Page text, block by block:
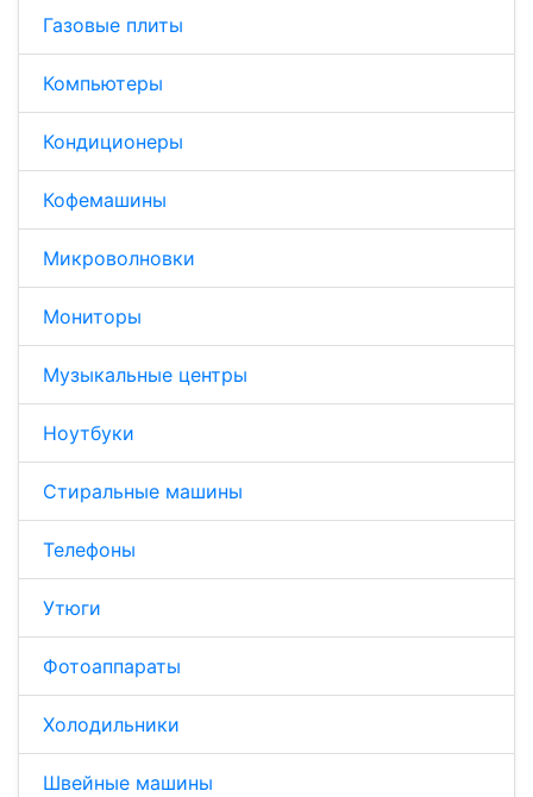
Газовые плиты
Компьютеры
Кондиционеры
Кофемашины
Микроволновки
Мониторы
Музыкальные центры
Ноутбуки
Стиральные машины
Телефоны
Утюги
Фотоаппараты
Холодильники
Швейные машины